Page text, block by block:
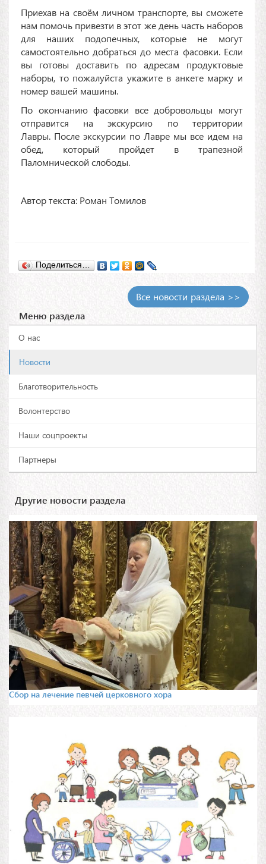
Приехав на своём личном транспорте, вы сможете
нам помочь привезти в этот же день часть наборов
для наших подопечных, которые не могут
самостоятельно добраться до места фасовки. Если
вы готовы доставить по адресам продуктовые
наборы, то пожалуйста укажите в анкете марку и
номер вашей машины.
По окончанию фасовки все добровольцы могут
отправится на экскурсию по территории
Лавры. После экскурсии по Лавре мы все идем на
обед, который пройдет в трапезной
Паломнической слободы.
Автор текста: Роман Томилов
Поделиться…
Все новости раздела >>
Меню раздела
О нас
Новости
Благотворительность
Волонтерство
Наши соцпроекты
Партнеры
Другие новости раздела
Сбор на лечение певчей церковного хора